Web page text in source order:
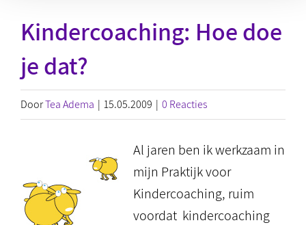
Kindercoaching: Hoe doe
je dat?
DoorTea Adema | 15.05.2009 | 0 Reacties
Al jaren ben ik werkzaam in
mijn Praktijk voor
Kindercoaching, ruim
voordat kindercoaching